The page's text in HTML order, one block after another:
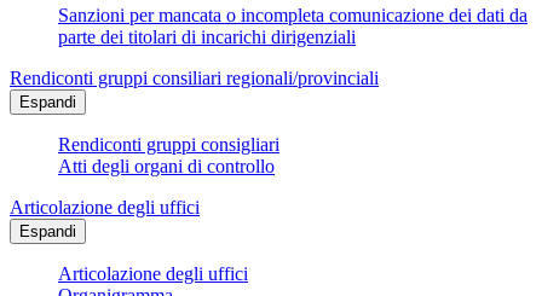
Sanzioni per mancata o incompleta comunicazione dei dati da
parte dei titolari di incarichi dirigenziali
Rendiconti gruppi consiliari regionali/provinciali
Espandi
Rendiconti gruppi consigliari
Atti degli organi di controllo
Articolazione degli uffici
Espandi
Articolazione degli uffici